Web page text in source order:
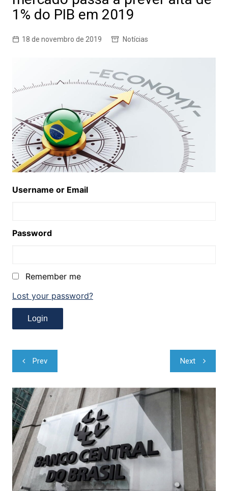
1% do PIB em 2019
18 de novembro de 2019 Notícias
Username or Email
Password
Remember me
Lost your password?
Navegação
de
Post
Prev Next